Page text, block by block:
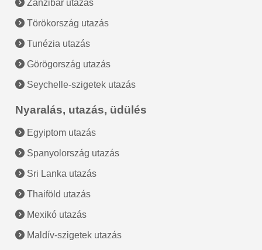
Zanzibár utazás
Törökország utazás
Tunézia utazás
Görögország utazás
Seychelle-szigetek utazás
Nyaralás, utazás, üdülés
Egyiptom utazás
Spanyolország utazás
Sri Lanka utazás
Thaiföld utazás
Mexikó utazás
Maldív-szigetek utazás